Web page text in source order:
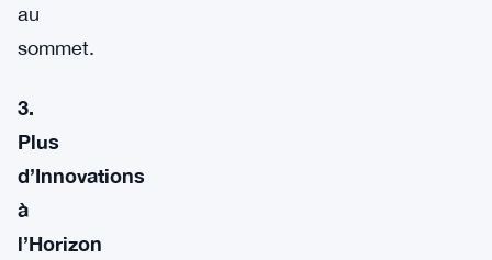
au
sommet.
3.
Plus
d’Innovations
à
l’Horizon